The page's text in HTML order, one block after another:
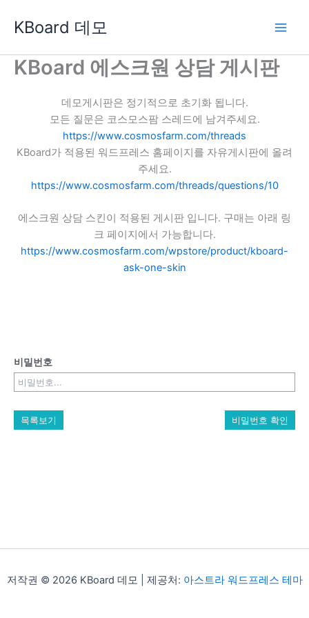
로
KBoard 데모
KBoard 에스크원 상담 게시판
데모게시판은 정기적으로 초기화 됩니다.
모든 질문은 코스모스팜 스레드에 남겨주세요.
https://www.cosmosfarm.com/threads
KBoard가 적용된 워드프레스 홈페이지를 자유게시판에 올려
주세요.
https://www.cosmosfarm.com/threads/questions/10
에스크원 상담 스킨이 적용된 게시판 입니다. 구매는 아래 링
크 페이지에서 가능합니다.
https://www.cosmosfarm.com/wpstore/product/kboard-
ask-one-skin
비밀번호
목록보기 비밀번호 확인
저작권 © 2026 KBoard 데모 | 제공처: 아스트라 워드프레스 테마